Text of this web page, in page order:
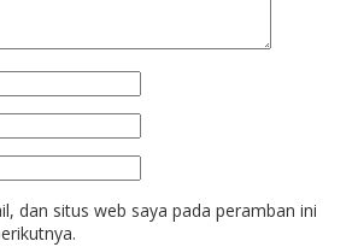
dan situs web saya pada peramban ini